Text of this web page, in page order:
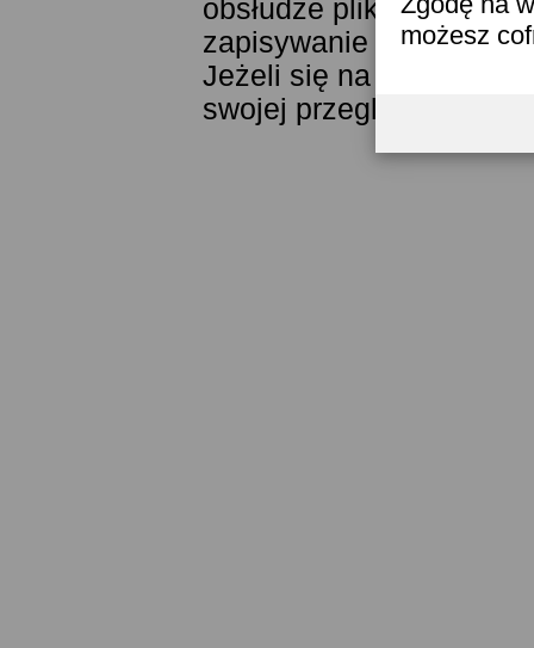
możesz
obsłudze plików
zapisywanie ich w
Jeżeli się na to nie
swojej przeglądarki.